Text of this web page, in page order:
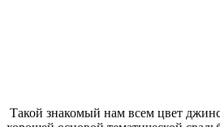
Такой знакомый нам всем цвет